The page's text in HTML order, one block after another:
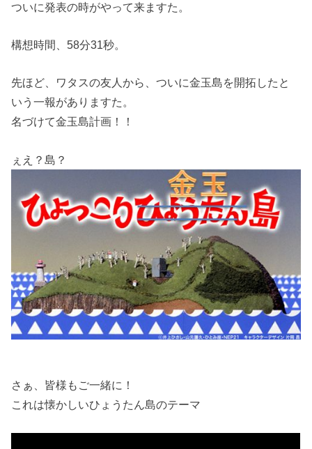
ついに発表の時がやって来ますた。
構想時間、58分31秒。
先ほど、ワタスの友人から、ついに金玉島を開拓したと
いう一報がありますた。
名づけて金玉島計画！！
ぇえ？島？
さぁ、皆様もご一緒に！
これは懐かしいひょうたん島のテーマ